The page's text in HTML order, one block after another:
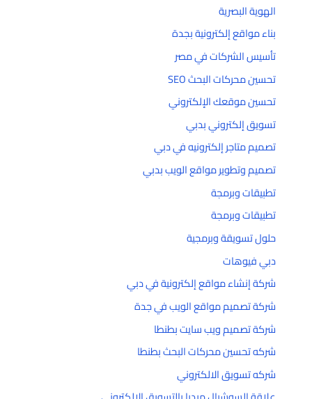
الهوية البصرية
بناء مواقع إلكترونية بجدة
تأسيس الشركات في مصر
تحسين محركات البحث SEO
تحسين موقعك الإلكتروني
تسويق إلكتروني بدبي
تصميم متاجر إلكترونيه في دبي
تصميم وتطوير مواقع الويب بدبي
تطبيقات وبرمجة
تطبيقات وبرمجة
حلول تسويقة وبرمجية
دبي فيوهات
شركة إنشاء مواقع إلكترونية في دبي
شركة تصميم مواقع الويب في جدة
شركة تصميم ويب سايت بطنطا
شركه تحسين محركات البحث بطنطا
شركه تسويق الالكتروني